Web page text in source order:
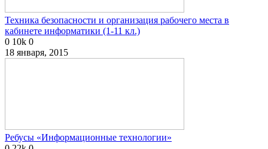
Техника безопасности и организация рабочего места в
кабинете информатики (1-11 кл.)
0 10k 0
18 января, 2015
Ребусы «Информационные технологии»